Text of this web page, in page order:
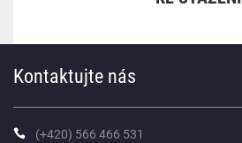
Kontaktujte nás
(+420) 566 466 531